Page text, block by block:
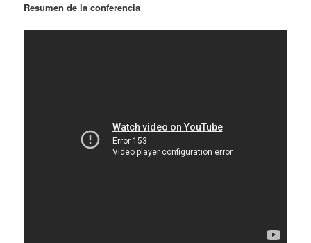
Resumen de la conferencia